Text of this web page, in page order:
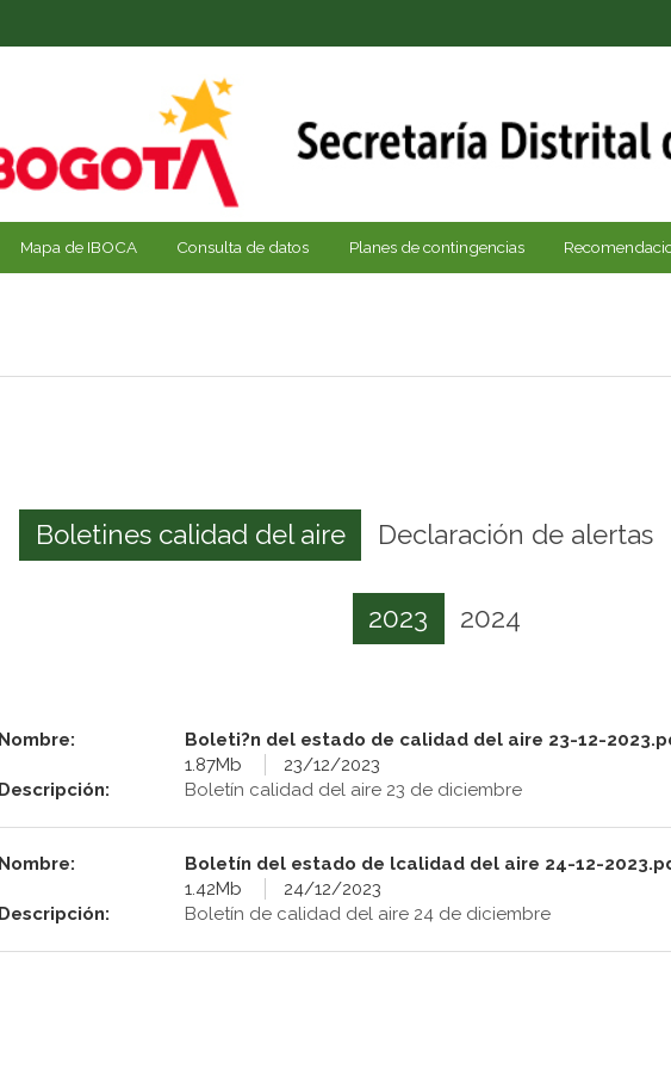
Mapa de IBOCA Consulta de datos Planes de contingencias
Boletines calidad del aire Declaración de alertas
2023 2024
Nombre:
Boleti?n del estado de calidad del aire 23-12-
1.87Mb
23/12/2023
Descripción:
Boletín calidad del aire 23 de diciembre
Nombre:
Boletín del estado de lcalidad del aire 24-12-
1.42Mb
24/12/2023
Descripción:
Boletín de calidad del aire 24 de diciembre